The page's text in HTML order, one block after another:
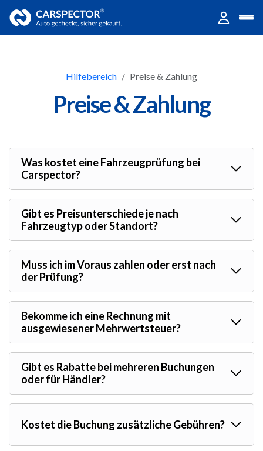
Hilfebereich Preise & Zahlung
Preise & Zahlung
Was kostet eine Fahrzeugprüfung bei
Carspector?
Gibt es Preisunterschiede je nach
Fahrzeugtyp oder Standort?
Muss ich im Voraus zahlen oder erst nach
der Prüfung?
Bekomme ich eine Rechnung mit
ausgewiesener Mehrwertsteuer?
Gibt es Rabatte bei mehreren Buchungen
oder für Händler?
Kostet die Buchung zusätzliche Gebühren?